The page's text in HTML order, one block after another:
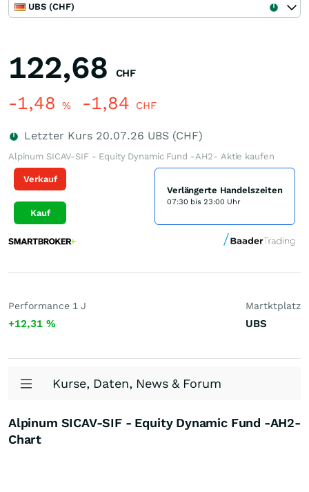
UBS (CHF)
122,68 CHF
-1,48 % -1,84 CHF
Letzter Kurs 20.07.26 UBS (CHF)
Alpinum SICAV-SIF - Equity Dynamic Fund -AH2- Aktie kaufen
Verkauf
Kauf
Verlängerte Handelszeiten
07:30 bis 23:00 Uhr
Performance 1 J
+12,31 %
Martktplatz
UBS
Kurse, Daten, News & Forum
Alpinum SICAV-SIF - Equity Dynamic Fund -AH2-
Chart